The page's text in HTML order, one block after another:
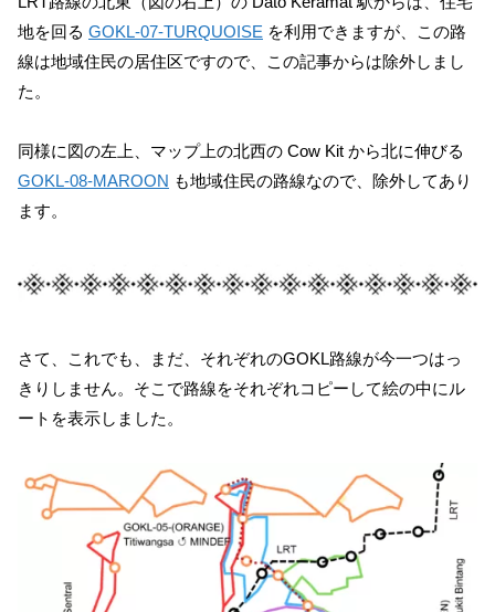
地を回る GOKL-07-TURQUOISE を利用できますが、この路
線は地域住民の居住区ですので、この記事からは除外しまし
た。
同様に図の左上、マップ上の北西の Cow Kit から北に伸びる
GOKL-08-MAROON も地域住民の路線なので、除外してあり
ます。
さて、これでも、まだ、それぞれのGOKL路線が今一つはっ
きりしません。そこで路線をそれぞれコピーして絵の中にル
ートを表示しました。